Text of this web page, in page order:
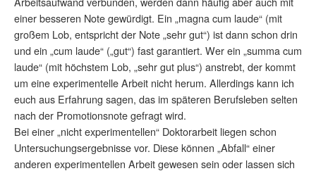
einer besseren Note gewürdigt. Ein „magna cum laude“ (mit
großem Lob, entspricht der Note „sehr gut“) ist dann schon drin
und ein „cum laude“ („gut“) fast garantiert. Wer ein „summa cum
laude“ (mit höchstem Lob, „sehr gut plus“) anstrebt, der kommt
um eine experimentelle Arbeit nicht herum. Allerdings kann ich
euch aus Erfahrung sagen, das im späteren Berufsleben selten
nach der Promotionsnote gefragt wird.
Bei einer „nicht experimentellen“ Doktorarbeit liegen schon
Untersuchungsergebnisse vor. Diese können „Abfall“ einer
anderen experimentellen Arbeit gewesen sein oder lassen sich